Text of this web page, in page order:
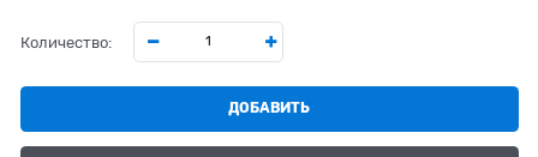
Количество:
ДОБАВИТЬ